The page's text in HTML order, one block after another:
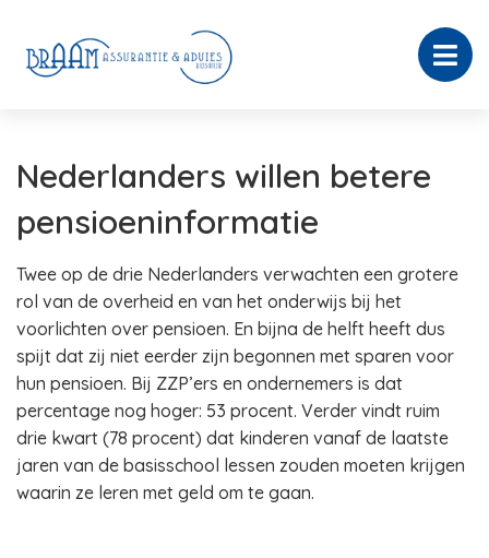
Nederlanders willen betere
pensioeninformatie
Twee op de drie Nederlanders verwachten een grotere
rol van de overheid en van het onderwijs bij het
voorlichten over pensioen. En bijna de helft heeft dus
spijt dat zij niet eerder zijn begonnen met sparen voor
hun pensioen. Bij ZZP’ers en ondernemers is dat
percentage nog hoger: 53 procent. Verder vindt ruim
drie kwart (78 procent) dat kinderen vanaf de laatste
jaren van de basisschool lessen zouden moeten krijgen
waarin ze leren met geld om te gaan.